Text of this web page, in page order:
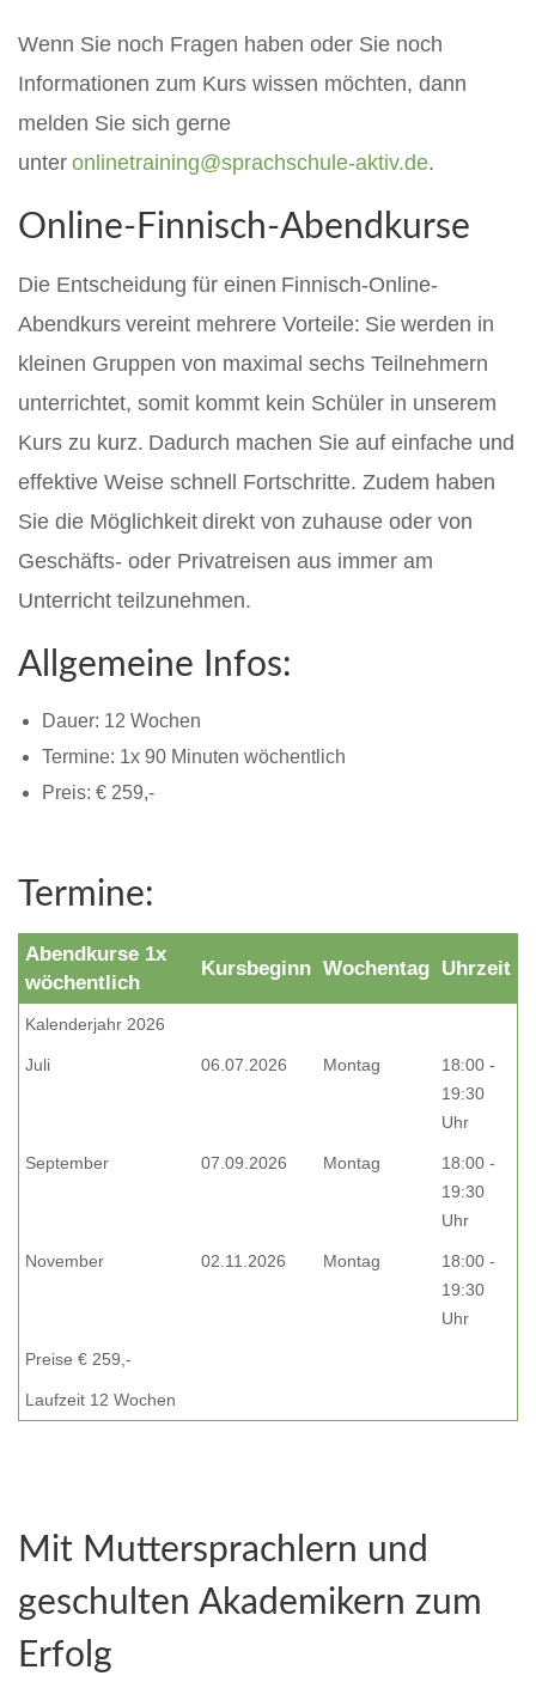
Wenn Sie noch Fragen haben oder Sie noch
Informationen zum Kurs wissen möchten, dann
melden Sie sich gerne
unter onlinetraining@sprachschule-aktiv.de.
Online-Finnisch-Abendkurse
Die Entscheidung für einen Finnisch-Online-
Abendkurs vereint mehrere Vorteile: Sie werden in
kleinen Gruppen von maximal sechs Teilnehmern
unterrichtet, somit kommt kein Schüler in unserem
Kurs zu kurz. Dadurch machen Sie auf einfache und
effektive Weise schnell Fortschritte. Zudem haben
Sie die Möglichkeit direkt von zuhause oder von
Geschäfts- oder Privatreisen aus immer am
Unterricht teilzunehmen.
Allgemeine Infos:
Dauer: 12 Wochen
Termine: 1x 90 Minuten wöchentlich
Preis: € 259,-
Termine:
Abendkurse 1x
wöchentlich
Kursbeginn Wochentag Uhrzeit
Kalenderjahr 2026
Juli 06.07.2026 Montag
18:00 -
19:30
Uhr
September 07.09.2026 Montag
18:00 -
19:30
Uhr
November 02.11.2026 Montag
18:00 -
19:30
Uhr
Preise € 259,-
Laufzeit 12 Wochen
Mit Muttersprachlern und
geschulten Akademikern zum
Erfolg